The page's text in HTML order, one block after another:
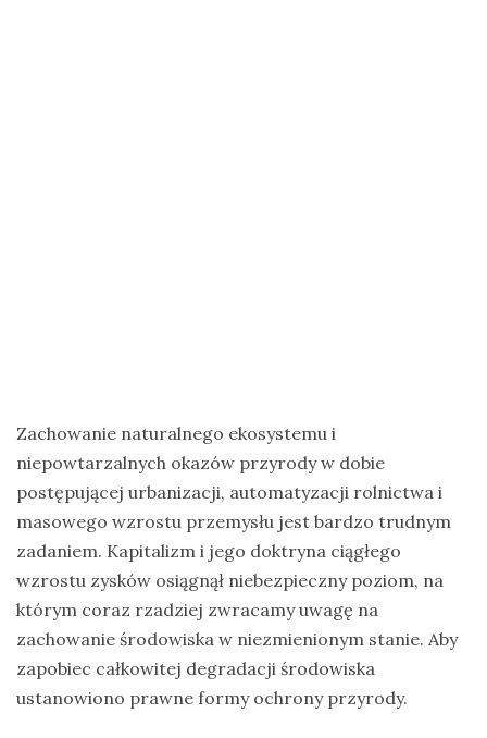
Zachowanie naturalnego ekosystemu i
niepowtarzalnych okazów przyrody w dobie
postępującej urbanizacji, automatyzacji rolnictwa i
masowego wzrostu przemysłu jest bardzo trudnym
zadaniem. Kapitalizm i jego doktryna ciągłego
wzrostu zysków osiągnął niebezpieczny poziom, na
którym coraz rzadziej zwracamy uwagę na
zachowanie środowiska w niezmienionym stanie. Aby
zapobiec całkowitej degradacji środowiska
ustanowiono prawne formy ochrony przyrody.
Lanki
wycieczka
Sri
–
raport
Wrona
siwa